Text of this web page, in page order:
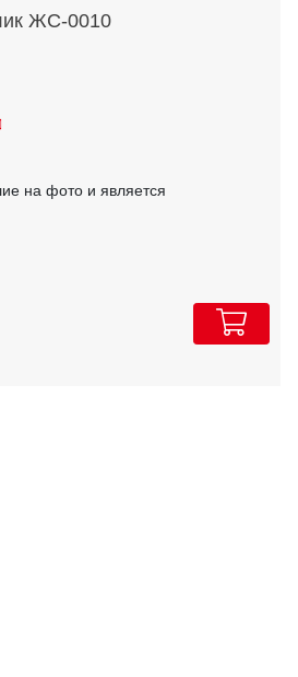
ЖС-0010
на фото и является